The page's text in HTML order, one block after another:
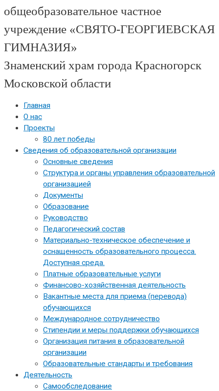
общеобразовательное частное
учреждение «СВЯТО-ГЕОРГИЕВСКАЯ
ГИМНАЗИЯ»
Знаменский храм города Красногорск
Московской области
Главная
О нас
Проекты
80 лет победы
Сведения об образовательной организации
Основные сведения
Структура и органы управления образовательной
организацией
Документы
Образование
Руководство
Педагогический состав
Материально-техническое обеспечение и
оснащенность образовательного процесса.
Доступная среда.
Платные образовательные услуги
Финансово-хозяйственная деятельность
Вакантные места для приема (перевода)
обучающихся
Международное сотрудничество
Стипендии и меры поддержки обучающихся
Организация питания в образовательной
организации
Образовательные стандарты и требования
Деятельность
Самообследование